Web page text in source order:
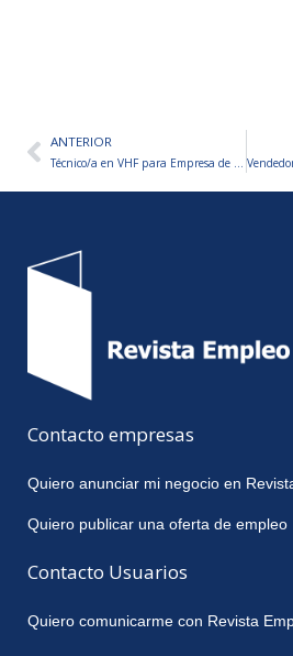
AntANTERIOR
Técnico/a en VHF para Empresa de Proyectos en Industria Minera
Contacto empresas
Quiero anunciar mi negocio en
Quiero publicar una oferta de empleo
Contacto Usuarios
Quiero comunicarme con Revista